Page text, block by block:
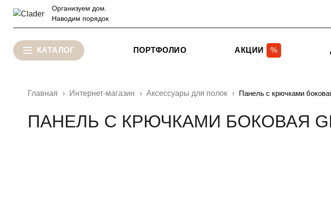
Организуем дом.
Наводим порядок
КАТАЛОГ ПОРТФОЛИО АКЦИИ %
Главная Интернет-магазин Аксессуары для полок Панель с крючками
ПАНЕЛЬ С КРЮЧКАМИ БОКОВАЯ